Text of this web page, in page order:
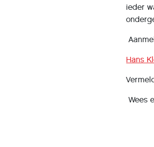
ieder
Hans
Wees